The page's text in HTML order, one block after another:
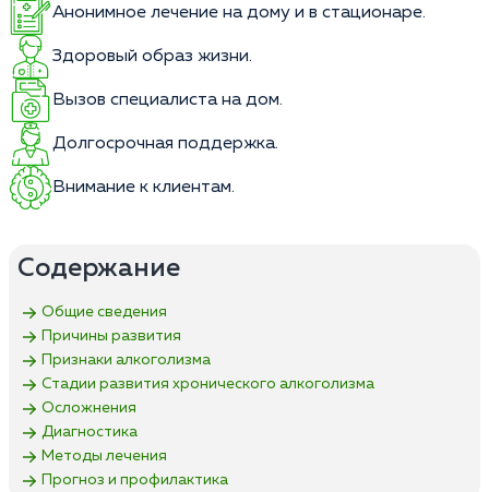
Анонимное лечение на дому и в стационаре.
Здоровый образ жизни.
Вызов специалиста на дом.
Долгосрочная поддержка.
Внимание к клиентам.
Содержание
Общие сведения
Причины развития
Признаки алкоголизма
Стадии развития хронического алкоголизма
Осложнения
Диагностика
Методы лечения
Прогноз и профилактика